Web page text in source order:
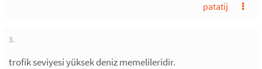
patatij
3.
trofik seviyesi yüksek deniz memelileridir.